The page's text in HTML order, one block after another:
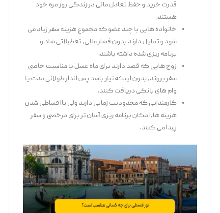
قدرت خرید و حفظ تعادل مالی در زندگی روز مره خود
هستند.
خانواده‌ هایی با چند عضو که مجموع هزینه سفر زیاد می
‌شود و تمایل دارند بدون فشار مالی، تعطیلاتی شاد و
برنامه ‌ریزی ‌شده داشته باشند.
زوج ‌هایی که قصد دارند برای ماه‌ عسل یا مناسبت خاصی
سفر بروند، بدون اینکه نیاز باشد پس ‌انداز طولانی ‌مدت یا
وام ‌های بانکی دریافت کنند.
کارمندانی که محدودیت زمانی دارند ولی با اقساطی شدن
هزینه‌ ها، امکان برنامه ‌ریزی آسان ‌تر برای مرخصی و سفر
پیدا می ‌کنند.